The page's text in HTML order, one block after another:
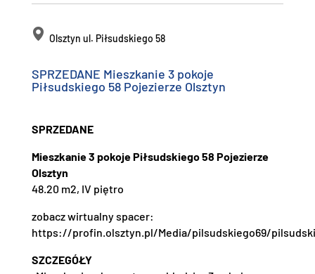
Olsztyn ul. Piłsudskiego 58
SPRZEDANE Mieszkanie 3 pokoje
Piłsudskiego 58 Pojezierze Olsztyn
SPRZEDANE
Mieszkanie 3 pokoje Piłsudskiego 58 Pojezierze
Olsztyn
48.20 m2, IV piętro
zobacz wirtualny spacer:
https://profin.olsztyn.pl/Media/pilsudskiego69/
SZCZEGÓŁY